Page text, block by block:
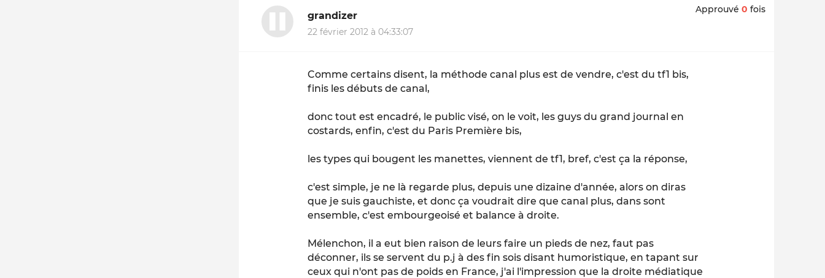
grandizer
22 février 2012 à 04:33:07
Approuvé 0 fois
Comme certains disent, la méthode canal plus est de vendre, c'est du tf1 bis,
finis les débuts de canal,
donc tout est encadré, le public visé, on le voit, les guys du grand journal en
costards, enfin, c'est du Paris Première bis,
les types qui bougent les manettes, viennent de tf1, bref, c'est ça la réponse,
c'est simple, je ne là regarde plus, depuis une dizaine d'année, alors on diras
que je suis gauchiste, et donc ça voudrait dire que canal plus, dans sont
ensemble, c'est embourgeoisé et balance à droite.
Mélenchon, il a eut bien raison de leurs faire un pieds de nez, faut pas
déconner, ils se servent du p.j à des fin sois disant humoristique, en tapant sur
ceux qui n'ont pas de poids en France, j'ai l'impression que la droite médiatique